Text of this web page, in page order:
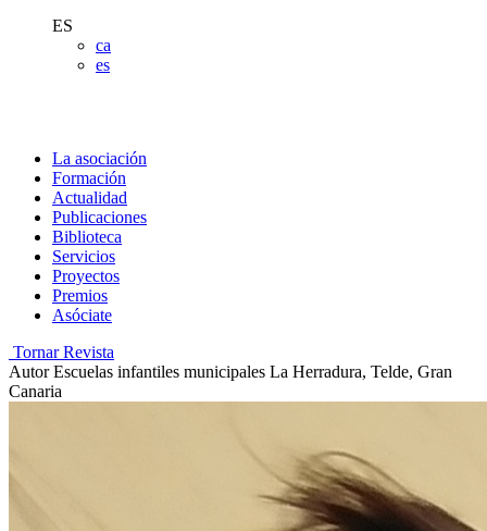
ES
ca
es
La asociación
Formación
Actualidad
Publicaciones
Biblioteca
Servicios
Proyectos
Premios
Asóciate
Tornar Revista
Autor Escuelas infantiles municipales La Herradura, Telde, Gran
Canaria